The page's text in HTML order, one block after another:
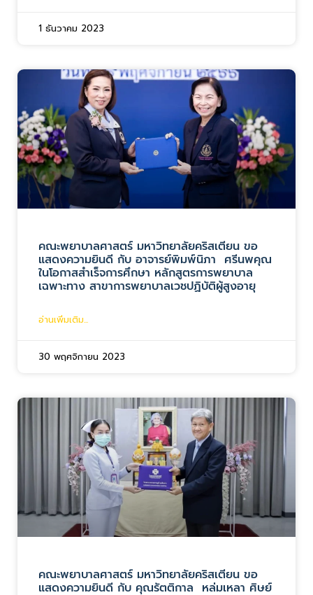
1 ธันวาคม 2023
คณะพยาบาลศาสตร์ มหาวิทยาลัยคริสเตียน ขอ
แสดงความยินดี กับ อาจารย์พิมพ์นิภา ศรีนพคุณ
ในโอกาสสำเร็จการศึกษา หลักสูตรการพยาบาล
เฉพาะทาง สาขาการพยาบาลเวชปฏิบัติผู้สูงอายุ
อ่านเพิ่มเติม...
30 พฤศจิกายน 2023
คณะพยาบาลศาสตร์ มหาวิทยาลัยคริสเตียน ขอ
แสดงความยินดี กับ คุณรัตติกาล หล่มเหลา ศิษย์